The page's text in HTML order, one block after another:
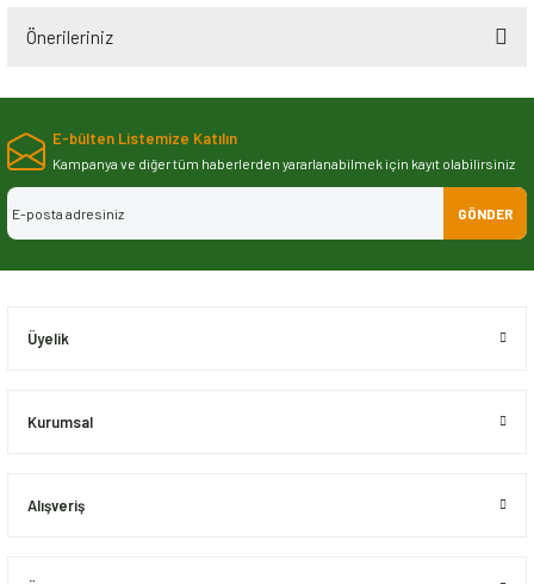
Önerileriniz
Bu ürünün fiyat bilgisi, resim, ürün açıklamalarında ve diğer konularda
iletebilirsiniz.
Görüş ve önerileriniz için teşekkür ederiz.
Ürün resmi kalitesiz, bozuk veya görüntülenemiyor.
E-bülten Listemize Katılın
Kampanya ve diğer tüm haberlerden yararlanabilmek için kayıt olabilirsiniz
GÖNDER
Üyelik
Kurumsal
Alışveriş